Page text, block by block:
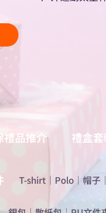
禮品推介 禮盒
T-shirt ｜ Polo ｜ 帽子 ｜